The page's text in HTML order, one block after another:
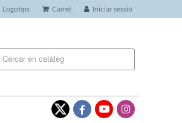
Logotips Carret Iniciar sessió